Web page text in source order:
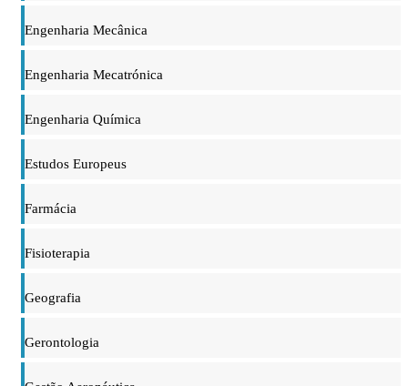
Engenharia Mecânica
Engenharia Mecatrónica
Engenharia Química
Estudos Europeus
Farmácia
Fisioterapia
Geografia
Gerontologia